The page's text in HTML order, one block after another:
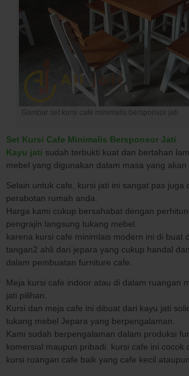
Gambar set kursi cafe minimalis bersponsor jati
Set Kursi Cafe Minimalis Bersponsor Jati
Kayu jati sudah terbukti kuat dan bertahan
mebel yang digunakan dalam masa yang akan
Selain untuk cafe, kursi jati ini sangat pas juga
perabotan rumah anda.
Harga kami cukup bersahabat dengan
pengrajin langsung tukang mebel.
karena kursi cafe minimlais modern ini di buat
tangan2 ahli dari jepara yang cukup handal
dalam pembuatan furniture cafe.
Meja kursi cafe indoor atau di dalam ruangan
jati pilihan.
Kursi dan meja cafe ini dibuat dari kayu jati
tukang mebel Jepara yang berpengalaman.
Kami sudah berpengalaman dalam produksi
komersial maupun pribadi. kursi cafe ini cocok
kursi ruangan cafe baik yang cafe kecil